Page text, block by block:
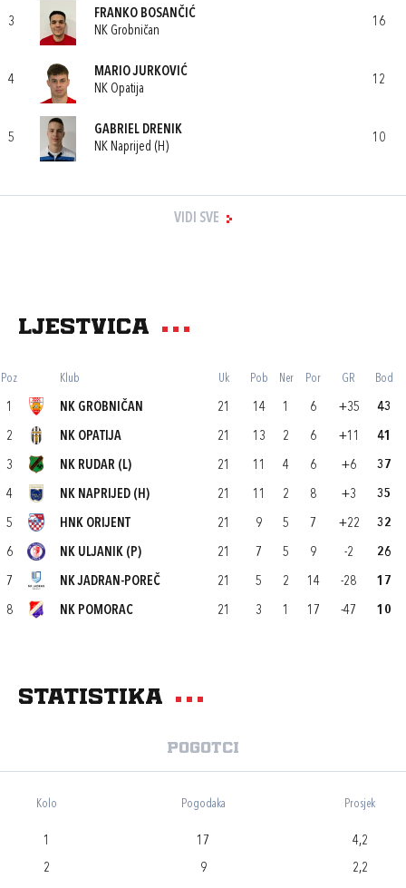
3
FRANKO BOSANČIĆ
NK Grobničan
16
4
MARIO JURKOVIĆ
NK Opatija
12
5
GABRIEL DRENIK
NK Naprijed (H)
10
VIDI SVE
Ljestvica
Poz Klub Uk Pob Ner Por GR Bod
1 NK GROBNIČAN 21 14 1 6 +35 43
2 NK OPATIJA 21 13 2 6 +11 41
3 NK RUDAR (L) 21 11 4 6 +6 37
4 NK NAPRIJED (H) 21 11 2 8 +3 35
5 HNK ORIJENT 21 9 5 7 +22 32
6 NK ULJANIK (P) 21 7 5 9 -2 26
7 NK JADRAN-POREČ 21 5 2 14 -28 17
8 NK POMORAC 21 3 1 17 -47 10
Statistika
Pogotci
Kolo Pogodaka Prosjek
1 17
4,2
2
9 2,2